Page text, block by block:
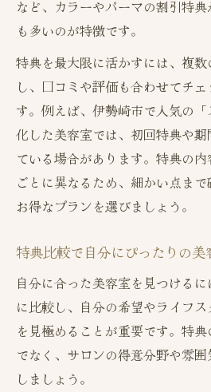
など、カラーやパーマの割引特
も多いのが特徴です。
特典を最大限に活かすには、複
し、口コミや評価も合わせてチ
す。例えば、伊勢崎市で人気の
化した美容室では、初回特典や
ている場合があります。特典の
ごとに異なるため、細かい点ま
お得なプランを選びましょう。
特典比較で自分にぴったりの美
自分に合った美容室を見つける
に比較し、自分の希望やライフ
を見極めることが重要です。特
でなく、サロンの得意分野や雰
しましょう。